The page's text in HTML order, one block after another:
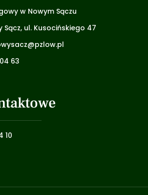
w Nowym Sączu
Sącz, ul. Kusocińskiego 47
63
10